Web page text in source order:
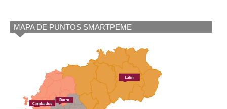
MAPA DE PUNTOS SMARTPEME